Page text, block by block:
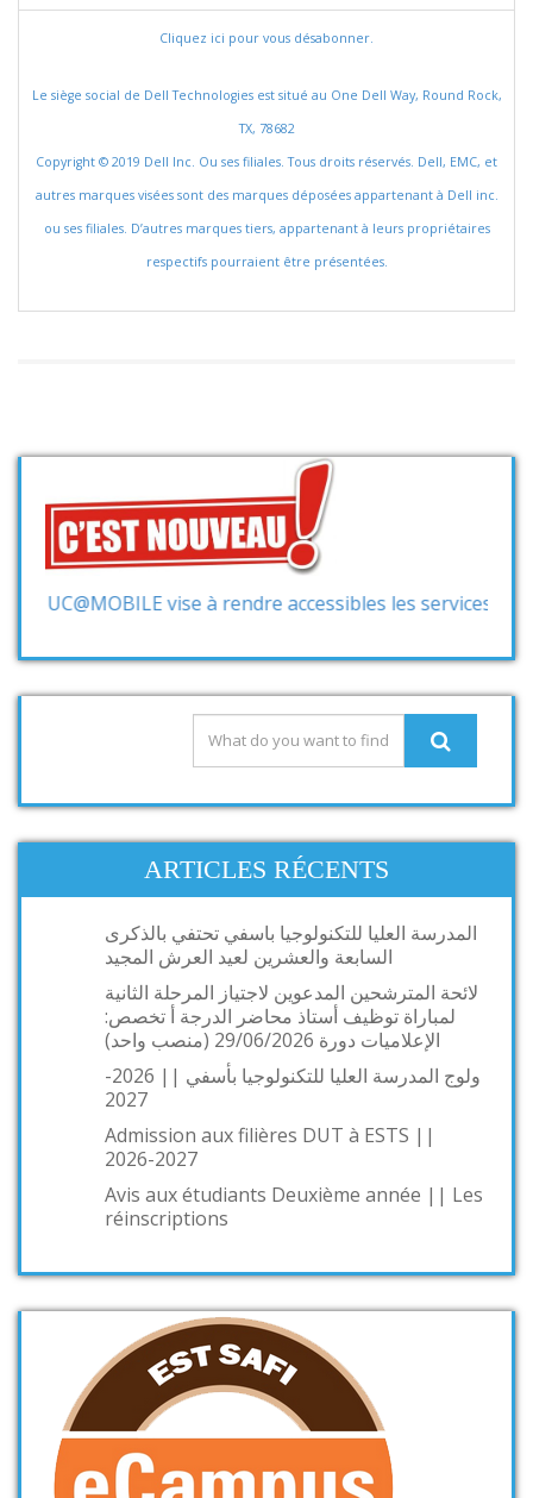
Cliquez ici pour vous désabonner.
Le siège social de Dell Technologies est situé au One Dell Way, Round Rock,
TX, 78682
Copyright © 2019 Dell Inc. Ou ses filiales. Tous droits réservés. Dell, EMC, et
autres marques visées sont des marques déposées appartenant à Dell inc.
ou ses filiales. D’autres marques tiers, appartenant à leurs propriétaires
respectifs pourraient être présentées.
vise à rendre accessibles les services et les
ARTICLES RÉCENTS
المدرسة العليا للتكنولوجيا باسفي تحتفي بالذكرى
السابعة والعشرين لعيد العرش المجيد
لائحة المترشحين المدعوين لاجتياز المرحلة الثانية
لمباراة توظيف أستاذ محاضر الدرجة أ تخصص:
الإعلاميات دورة 29/06/2026 (منصب واحد)
ولوج المدرسة العليا للتكنولوجيا بأسفي || 2026-
2027
Admission aux filières DUT à ESTS ||
2026-2027
Avis aux étudiants Deuxième année || Les
réinscriptions